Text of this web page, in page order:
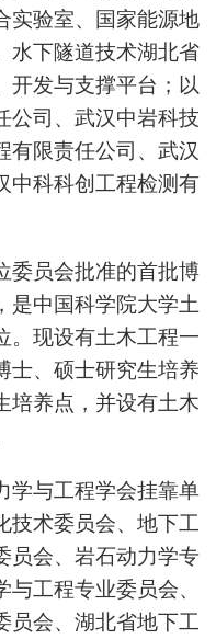
实验室、国家能源地
水下隧道技术湖北省
开发与支撑平台；以
公司、武汉中岩科技
有限责任公司、武汉
中科科创工程检测有
委员会批准的首批博
是中国科学院大学土
。现设有土木工程一
士、硕士研究生培养
培养点，并设有土木
学与工程学会挂靠单
技术委员会、地下工
员会、岩石动力学专
工程专业委员会、
员会、湖北省地下工